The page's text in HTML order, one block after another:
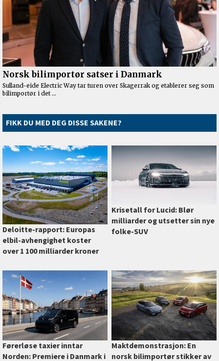
FIKK DU MED DEG DISSE SAKENE?
Deloitte-rapport: Europas
elbil-avhengighet koster
over 1 100 milliarder kroner
Krisetall for Lucid: Blør
milliarder og utsetter sin nye
folke-SUV
Førerløse taxier inntar
Norden: Premiere i Danmark i
Maktdemonstrasjon: En
norsk bilimportør stikker av